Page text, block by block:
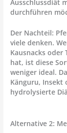
Ausschlussdiät
durchführen
Der Nachteil:
viele denken.
Kausnacks
hat, ist diese
weniger ideal.
Känguru,
hydrolysierte
Alternative 2: